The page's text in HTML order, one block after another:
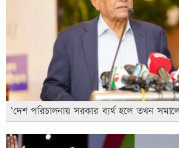
‘দেশ পরিচালনায় সরকার ব্যর্থ হলে তখন